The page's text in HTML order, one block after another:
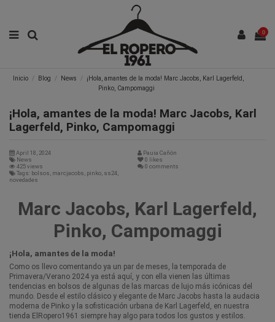
0
Inicio Blog News
¡Hola, amantes de la moda! Marc Jacobs, Karl Lagerfeld,
Pinko, Campomaggi
¡Hola, amantes de la moda! Marc Jacobs, Karl
Lagerfeld, Pinko, Campomaggi
April 18, 2024
Pauia Cañón
News
0 likes
425 views
0 comments
Tags: bolsos, marcjacobs, pinko, ss24,
novedades
Marc Jacobs, Karl Lagerfeld,
Pinko, Campomaggi
¡Hola, amantes de la moda!
Como os llevo comentando ya un par de meses, la temporada de
Primavera/Verano 2024 ya está aquí, y con ella vienen las últimas
tendencias en bolsos de algunas de las marcas de lujo más icónicas del
mundo. Desde el estilo clásico y elegante de Marc Jacobs hasta la audacia
moderna de Pinko y la sofisticación urbana de Karl Lagerfeld
, en nuestra
tienda ElRopero1961 siempre hay algo para todos los gustos y estilos.